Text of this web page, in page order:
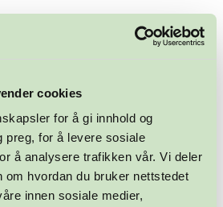
cookies
for å gi innhold og
preg, for å levere sosiale
å analysere trafikken vår. Vi deler
om hvordan du bruker nettstedet
innen sosiale medier,